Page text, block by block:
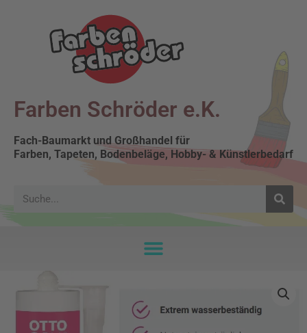
Farben Schröder e.K.
Fach-Baumarkt und Großhandel für
Farben, Tapeten, Bodenbeläge, Hobby- & Künstlerbedarf